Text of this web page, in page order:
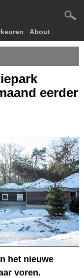
About
eerder
het nieuwe
voren.